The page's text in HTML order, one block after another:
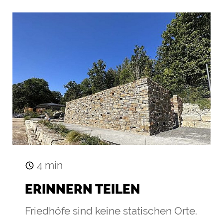
4 min
ERINNERN TEILEN
Friedhöfe sind keine statischen Orte.